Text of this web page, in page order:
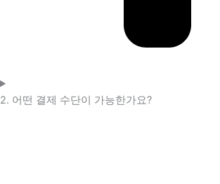
2. 어떤 결제 수단이 가능한가요?